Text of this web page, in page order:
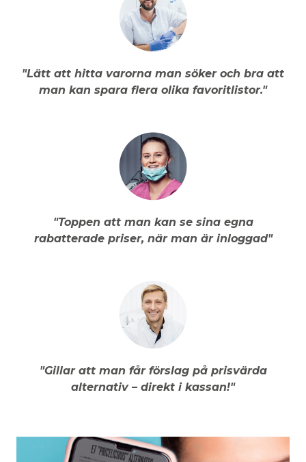
"Lätt att hitta varorna man söker och bra att
man kan spara flera olika favoritlistor."
"Toppen att man kan se sina egna
rabatterade priser, när man är inloggad"
"Gillar att man får förslag på prisvärda
alternativ – direkt i kassan!"